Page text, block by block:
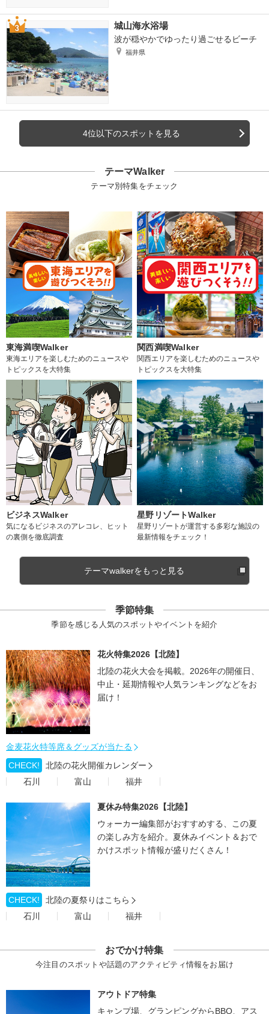
城山海水浴場
波が穏やかでゆったり過ごせるビーチ
福井県
4位以下のスポットを見る
テーマWalker
テーマ別特集をチェック
東海満喫Walker
東海エリアを楽しむためのニュースや
トピックスを大特集
関西満喫Walker
関西エリアを楽しむためのニュースや
トピックスを大特集
ビジネスWalker
気になるビジネスのアレコレ、ヒット
の裏側を徹底調査
星野リゾートWalker
星野リゾートが運営する多彩な施設の
最新情報をチェック！
テーマwalkerをもっと見る
季節特集
季節を感じる人気のスポットやイベントを紹介
花火特集2026【北陸】
北陸の花火大会を掲載。2026年の開催日、
中止・延期情報や人気ランキングなどをお
届け！
金麦花火特等席＆グッズが当たる
CHECK!
北陸の花火開催カレンダー
石川
富山 福井
夏休み特集2026【北陸】
ウォーカー編集部がおすすめする、この夏
の楽しみ方を紹介。夏休みイベント＆おで
かけスポット情報が盛りだくさん！
CHECK!
北陸の夏祭りはこちら
石川
富山 福井
おでかけ特集
今注目のスポットや話題のアクティビティ情報をお届け
アウトドア特集
キャンプ場、グランピングからBBQ、アス